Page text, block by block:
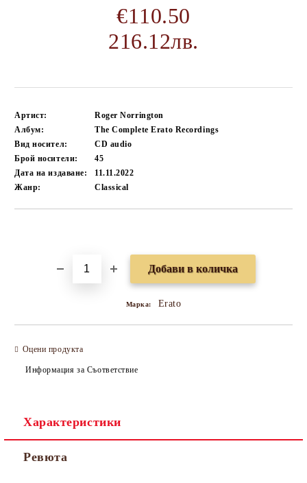
€110.50
216.12лв.
Артист:
Roger Norrington
Албум:
The Complete Erato Recordings
Вид носител:
CD audio
Брой носители:
45
Дата на издаване:
11.11.2022
Жанр:
Classical
Марка: Erato
Оцени продукта
Информация за Съответствие
Характеристики
Ревюта